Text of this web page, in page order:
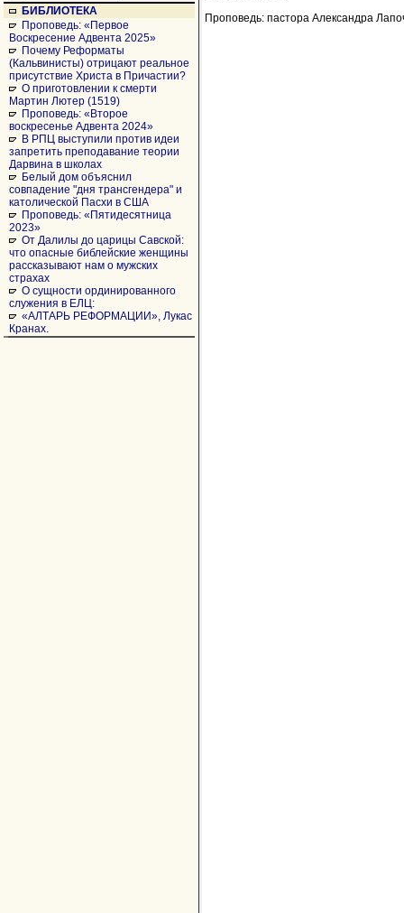
БИБЛИОТЕКА
Проповедь: «Первое
Воскресение Адвента 2025»
Почему Реформаты
(Кальвинисты) отрицают реальное
присутствие Христа в Причастии?
О приготовлении к смерти
Мартин Лютер (1519)
Проповедь: «Второе
воскресенье Адвента 2024»
В РПЦ выступили против идеи
запретить преподавание теории
Дарвина в школах
Белый дом объяснил
совпадение "дня трансгендера" и
католической Пасхи в США
Проповедь: «Пятидесятница
2023»
От Далилы до царицы Савской:
что опасные библейские женщины
рассказывают нам о мужских
страхах
О сущности ординированного
служения в ЕЛЦ:
«АЛТАРЬ РЕФОРМАЦИИ», Лукас
Кранах.
Проповедь: пастора Александра